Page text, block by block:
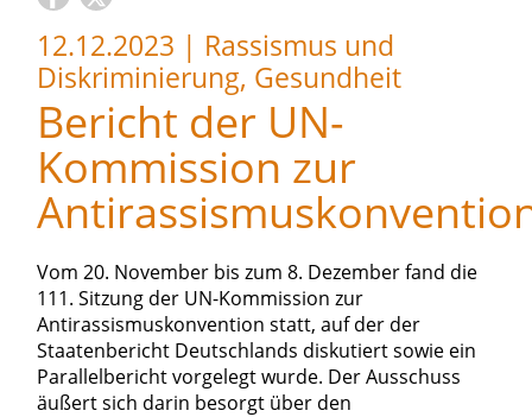
12.12.2023 | Rassismus und
Diskriminierung, Gesundheit
Bericht der UN-
Kommission zur
Vom 20. November bis zum 8. Dezember fand die
111. Sitzung der UN-Kommission zur
Antirassismuskonvention statt, auf der der
Staatenbericht Deutschlands diskutiert sowie ein
Parallelbericht vorgelegt wurde. Der Ausschuss
äußert sich darin besorgt über den